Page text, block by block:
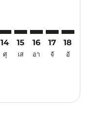
14
ศุ
15
เส
16
อา
17
จั
18
อั